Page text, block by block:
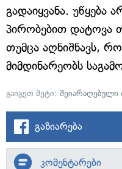
გადაიყვანა. უწყება
პირობებით დატოვა
თუმცა აღნიშნავს,
მიმდინარეობს
გაიგეთ მეტი: შეიარაღებული
გაზიარება
კომენტარები